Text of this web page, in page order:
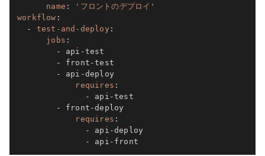
name :
'フロントのデプロイ'
workflow :
-
test-and-deploy :
jobs :
-
api -test
-
front -test
-
api -deploy
requires :
-
api -test
-
front -deploy
requires :
-
api -deploy
-
api - front